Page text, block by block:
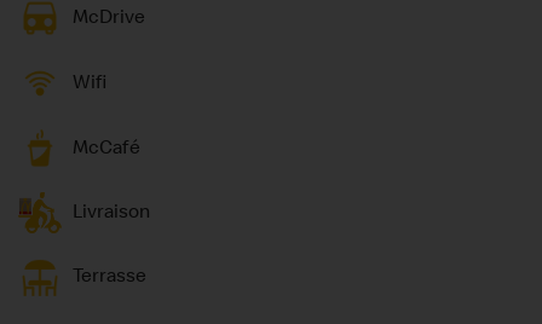
McDrive
Wifi
McCafé
Livraison
Terrasse